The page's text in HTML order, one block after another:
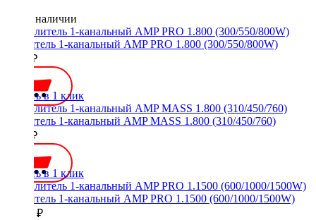
Нет в наличии
Усилитель 1-канальный AMP PRO 1.800 (300/550/800W)
8800 ₽
Купить в 1 клик
Усилитель 1-канальный AMP MASS 1.800 (310/450/760)
6600 ₽
Купить в 1 клик
Усилитель 1-канальный AMP PRO 1.1500 (600/1000/1500W)
12990 ₽